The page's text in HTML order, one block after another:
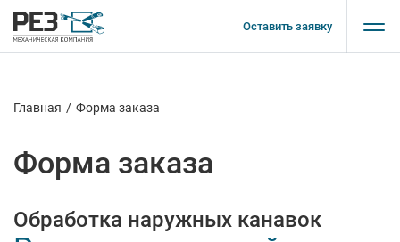
Оставить заявку
Главная / Форма заказа
Форма заказа
Обработка наружных канавок